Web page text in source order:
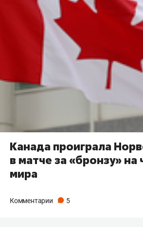
Канада проиграла
в матче за «бронзу»
мира
Комментарии 5